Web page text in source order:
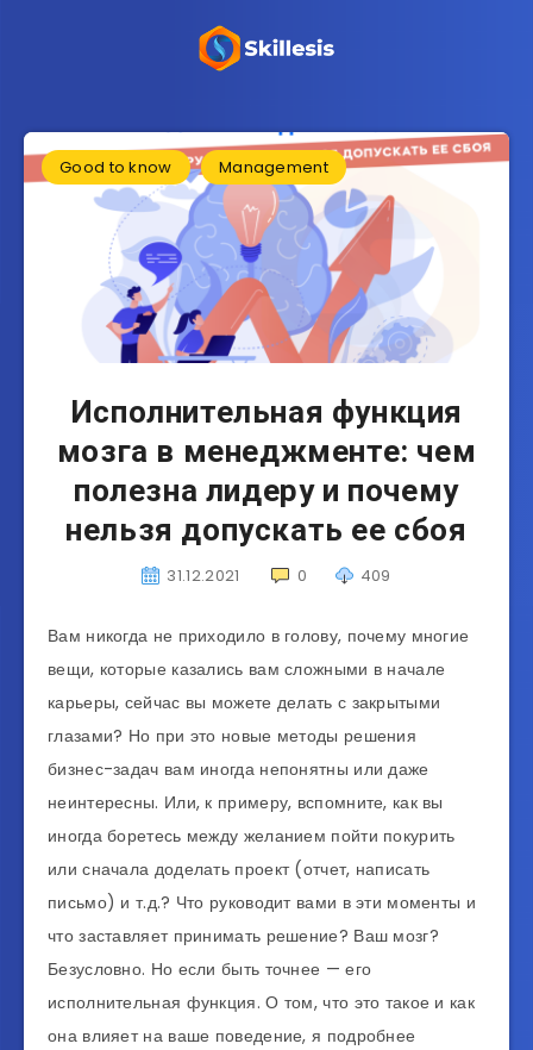
Good to know Management
Исполнительная функция
мозга в менеджменте: чем
полезна лидеру и почему
нельзя допускать ее сбоя
31.12.2021 0 409
Вам никогда не приходило в голову, почему многие
вещи, которые казались вам сложными в начале
карьеры, сейчас вы можете делать с закрытыми
глазами? Но при это новые методы решения
бизнес-задач вам иногда непонятны или даже
неинтересны. Или, к примеру, вспомните, как вы
иногда боретесь между желанием пойти покурить
или сначала доделать проект (отчет, написать
письмо) и т.д.? Что руководит вами в эти моменты и
что заставляет принимать решение? Ваш мозг?
Безусловно. Но если быть точнее — его
исполнительная функция. О том, что это такое и как
она влияет на ваше поведение, я подробнее